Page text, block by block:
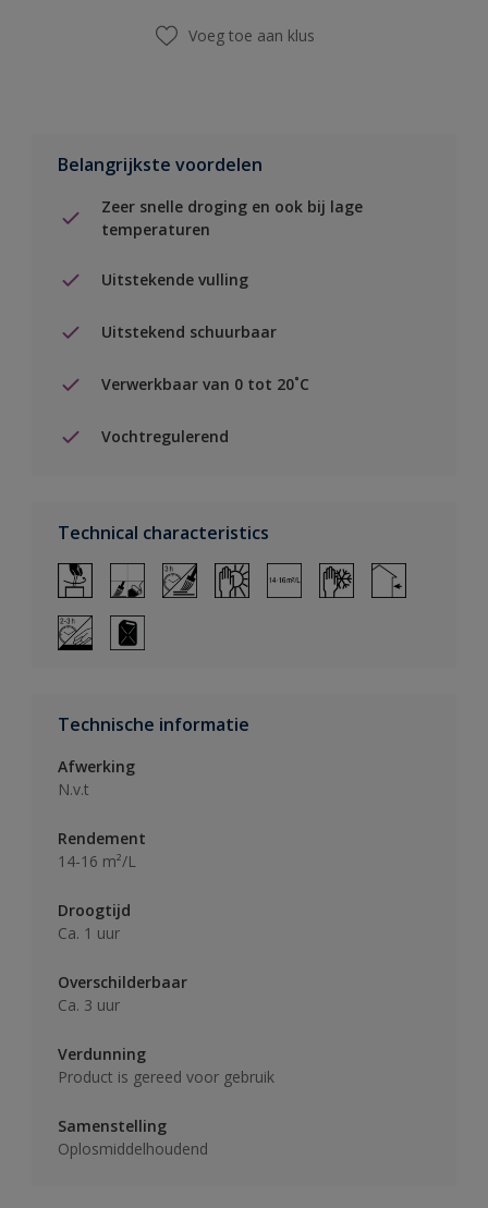
Voeg toe aan klus
Belangrijkste voordelen
Zeer snelle droging en ook bij lage
temperaturen
Uitstekende vulling
Uitstekend schuurbaar
Verwerkbaar van 0 tot 20˚C
Vochtregulerend
Technical characteristics
Technische informatie
Afwerking
N.v.t
Rendement
14-16 m²/L
Droogtijd
Ca. 1 uur
Overschilderbaar
Ca. 3 uur
Verdunning
Product is gereed voor gebruik
Samenstelling
Oplosmiddelhoudend